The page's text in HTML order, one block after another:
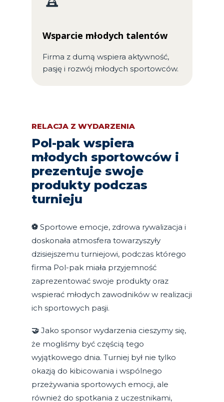
Wsparcie młodych talentów
Firma z dumą wspiera aktywność,
pasję i rozwój młodych sportowców.
RELACJA Z WYDARZENIA
Pol-pak wspiera
młodych sportowców i
prezentuje swoje
produkty podczas
turnieju
⚽Sportowe emocje, zdrowa rywalizacja i
doskonała atmosfera towarzyszyły
dzisiejszemu turniejowi, podczas którego
firma Pol-pak miała przyjemność
zaprezentować swoje produkty oraz
wspierać młodych zawodników w realizacji
ich sportowych pasji.
🤝Jako sponsor wydarzenia cieszymy się,
że mogliśmy być częścią tego
wyjątkowego dnia. Turniej był nie tylko
okazją do kibicowania i wspólnego
przeżywania sportowych emocji, ale
również do spotkania z uczestnikami,